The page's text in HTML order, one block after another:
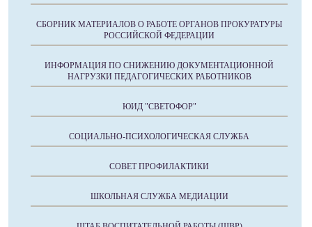
СБОРНИК МАТЕРИАЛОВ О РАБОТЕ ОРГАНОВ ПРОКУРАТУРЫ
РОССИЙСКОЙ ФЕДЕРАЦИИ
ИНФОРМАЦИЯ ПО СНИЖЕНИЮ ДОКУМЕНТАЦИОННОЙ
НАГРУЗКИ ПЕДАГОГИЧЕСКИХ РАБОТНИКОВ
ЮИД "СВЕТОФОР"
СОЦИАЛЬНО-ПСИХОЛОГИЧЕСКАЯ СЛУЖБА
СОВЕТ ПРОФИЛАКТИКИ
ШКОЛЬНАЯ СЛУЖБА МЕДИАЦИИ